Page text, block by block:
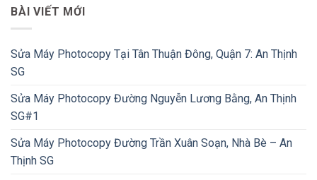
BÀI VIẾT MỚI
Sửa Máy Photocopy Tại Tân Thuận Đông, Quận 7: An Thịnh
SG
Sửa Máy Photocopy Đường Nguyễn Lương Bằng, An Thịnh
SG#1
Sửa Máy Photocopy Đường Trần Xuân Soạn, Nhà Bè – An
Thịnh SG